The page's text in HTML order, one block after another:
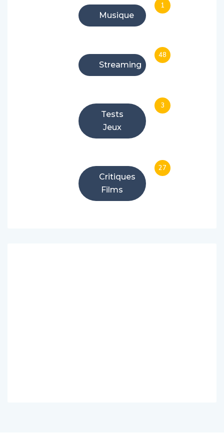
Musique
1
Streaming
48
Tests
Jeux
3
Critiques
Films
27